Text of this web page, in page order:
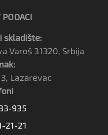
PODACI
skladište:
Varoš 31320, Srbija
Lazarevac
935
21-21